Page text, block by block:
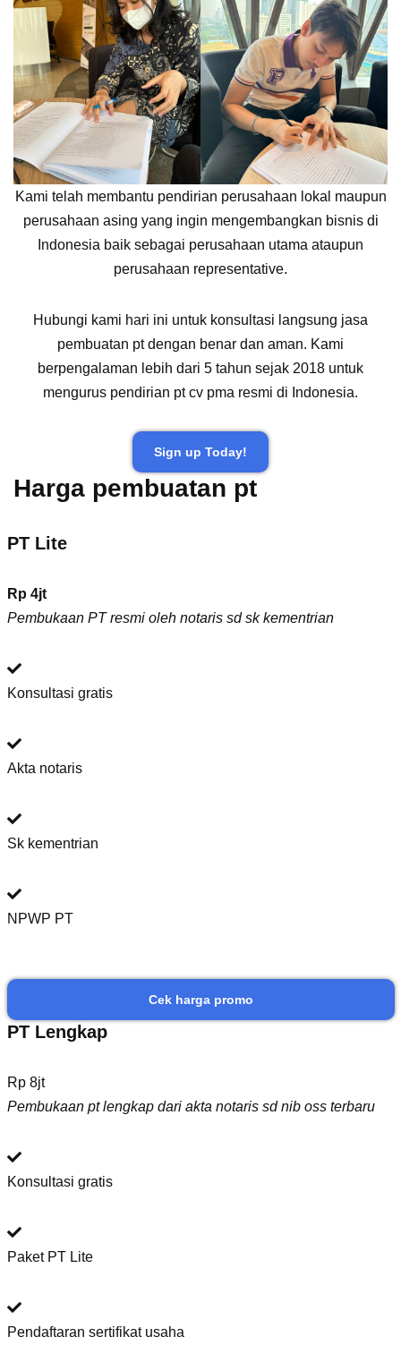
Kami telah membantu pendirian perusahaan lokal maupun
perusahaan asing yang ingin mengembangkan bisnis di
Indonesia baik sebagai perusahaan utama ataupun
perusahaan representative.
Hubungi kami hari ini untuk konsultasi langsung jasa
pembuatan pt dengan benar dan aman. Kami
berpengalaman lebih dari 5 tahun sejak 2018 untuk
mengurus pendirian pt cv pma resmi di Indonesia.
Sign up Today!
Harga pembuatan pt
PT Lite
Rp 4jt
Pembukaan PT resmi oleh notaris sd sk kementrian
Konsultasi gratis
Akta notaris
Sk kementrian
NPWP PT
Cek harga promo
PT Lengkap
Rp 8jt
Pembukaan pt lengkap dari akta notaris sd nib oss terbaru
Konsultasi gratis
Paket PT Lite
Pendaftaran sertifikat usaha